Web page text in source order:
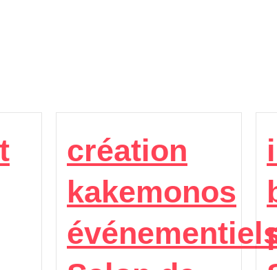
création
kakemonos